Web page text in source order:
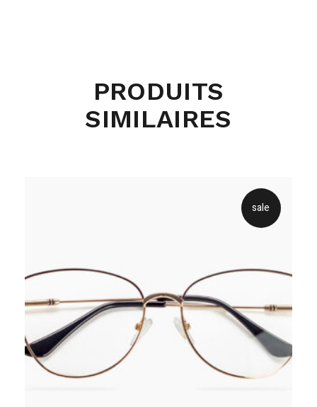
PRODUITS
SIMILAIRES
sale